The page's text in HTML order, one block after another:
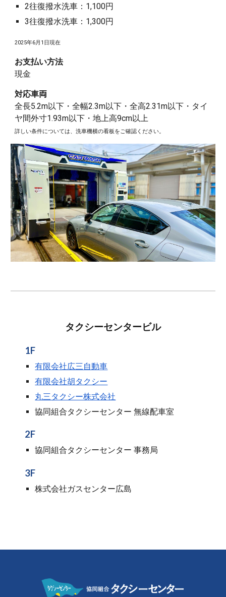
2往復撥水洗車：1,100円
3往復撥水洗車：1,300円
2025年6月1日現在
お支払い方法
現金
対応車両
全長5.2m以下・全幅2.3m以下・全高2.31m以下・タイ
ヤ間外寸1.93m以下・地上高9cm以上
詳しい条件については、洗車機横の看板をご確認ください。
タクシーセンタービル
1F
有限会社広三自動車
有限会社胡タクシー
丸三タクシー株式会社
協同組合タクシーセンター 無線配車室
2F
協同組合タクシーセンター 事務局
3F
株式会社ガスセンター広島